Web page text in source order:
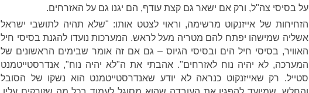
על בסיסי צה"ל, ורק אם ישאר גם קצת עודף, הם יגנו גם על האזרחים.
הזחיחות של אייזנקוט מרשימה, וראוי לצטט אותו: "שלא תהיה לתושבי ישראל
אשליה שמישהו יפתח להם מטריה מעל לראש. המערכות נועדו להגנת בסיסי חיל
האוויר, בסיסי חיל הים ובסיסי הגיוס – גם אם זה אומר שבימים הראשונים של
המערכה, לא יהיה נוח לאזרחים". אהבתי את ה"לא יהיה נוח", אנדרסטייטמנט
סטייל. רק שאייזנקוט כנראה לא יודע שאנדרסטייטמנט הוא נשקו של הסובל